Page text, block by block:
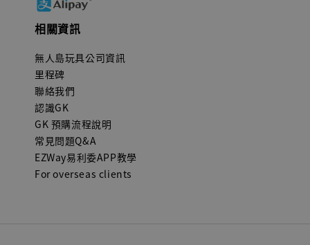
相關資訊
無人島玩具公司資訊
里程碑
聯絡我們
認識GK
GK 預購流程說明
常見問題Q&A
EZWay易利委APP教學
For overseas clients